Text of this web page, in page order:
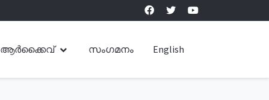
ആർക്കൈവ് സംഗമനം English